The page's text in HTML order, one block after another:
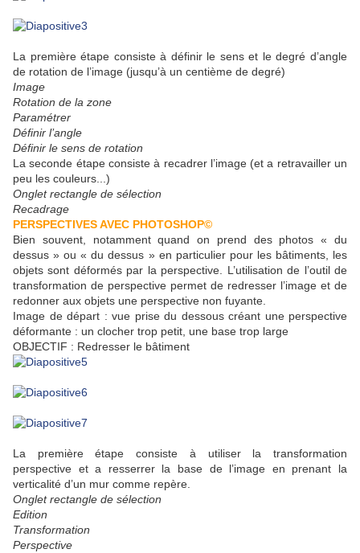
La première étape consiste à définir le sens et le degré d’angle
de rotation de l’image (jusqu’à un centième de degré)
Image
Rotation de la zone
Paramétrer
Définir l’angle
Définir le sens de rotation
La seconde étape consiste à recadrer l’image (et a retravailler un
peu les couleurs...)
Onglet rectangle de sélection
Recadrage
PERSPECTIVES AVEC PHOTOSHOP©
Bien souvent, notamment quand on prend des photos « du
dessus » ou « du dessus » en particulier pour les bâtiments, les
objets sont déformés par la perspective. L’utilisation de l’outil de
transformation de perspective permet de redresser l’image et de
redonner aux objets une perspective non fuyante.
Image de départ : vue prise du dessous créant une perspective
déformante : un clocher trop petit, une base trop large
OBJECTIF : Redresser le bâtiment
La première étape consiste à utiliser la transformation
perspective et a resserrer la base de l’image en prenant la
verticalité d’un mur comme repère.
Onglet rectangle de sélection
Edition
Transformation
Perspective